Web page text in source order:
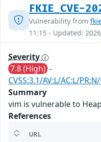
FKIE_CVE-
Vulnerability from
11:15 - Updated:
Severity
7.8 (High) -
CVSS:3.1/AV:L/AC:L/
Summary
vim is vulnerable to
References
URL